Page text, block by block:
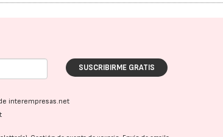
SUSCRIBIRME GRATIS
interempresas.net